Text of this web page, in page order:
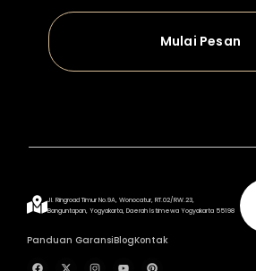
Mulai Pesan
Jl. Ringroad Timur No.9A, Wonocatur, RT.02/RW.23,
Banguntapan, Yogyakarta, Daerah Istimewa Yogyakarta 55198
Panduan GaransiBlogKontak